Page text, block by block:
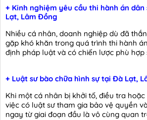
+ Kinh nghiệm yêu cầu thi hành án
Lạt, Lâm Đồng
Nhiều cá nhân, doanh nghiệp dù đã
gặp khó khăn trong quá trình thi hành
định pháp luật và có chiến lược phù hợp
+ Luật sư bào chữa hình sự tại Đà Lạt,
Khi một cá nhân bị khởi tố, điều tra
việc có luật sư tham gia bảo vệ quyền
ngay từ giai đoạn đầu là vô cùng quan